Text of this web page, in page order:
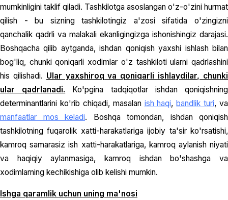
mumkinligini taklif qiladi. Tashkilotga asoslangan o'z-o'zini hurmat
qilish - bu sizning tashkilotingiz a'zosi sifatida o'zingizni
qanchalik qadrli va malakali ekanligingizga ishonishingiz darajasi.
Boshqacha qilib aytganda, ishdan qoniqish yaxshi ishlash bilan
bog'liq, chunki qoniqarli xodimlar o'z tashkiloti ularni qadrlashini
his qilishadi. Ular yaxshiroq va qoniqarli ishlaydilar, chunki
ular qadrlanadi. Ko'pgina tadqiqotlar ishdan qoniqishning
determinantlarini ko'rib chiqadi, masalan ish haqi,bandlik turi, va
manfaatlar mos keladi. Boshqa tomondan, ishdan qoniqish
tashkilotning fuqarolik xatti-harakatlariga ijobiy ta'sir ko'rsatishi,
kamroq samarasiz ish xatti-harakatlariga, kamroq aylanish niyati
va haqiqiy aylanmasiga, kamroq ishdan bo'shashga va
xodimlarning kechikishiga olib kelishi mumkin.
Ishga qaramlik uchun uning ma'nosi